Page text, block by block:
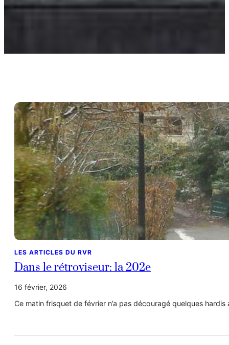
LES ARTICLES DU RVR
Dans le rétroviseur: la 202e
16 février, 2026
Ce matin frisquet de février n’a pas découragé quelques